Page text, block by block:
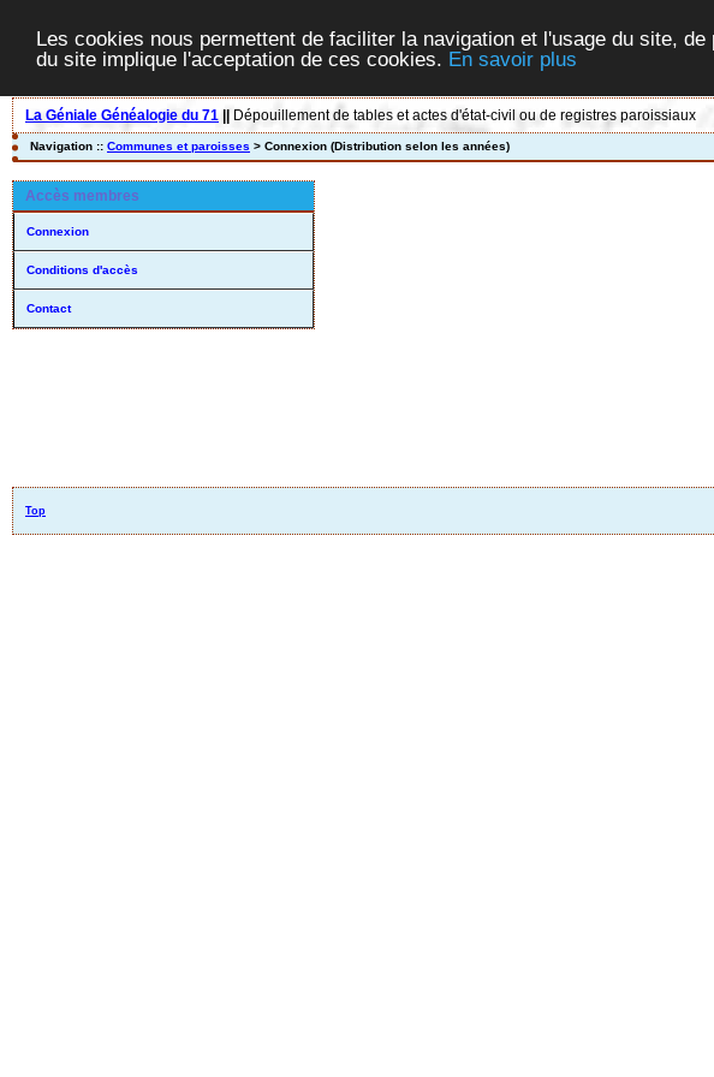
Les cookies nous permettent de faciliter la navigation et l'usage du site,
du site implique l'acceptation de ces cookies. En savoir plus
La Géniale Généalogie du 71 Dépouillement de tables et actes d'état-civil ou de registres paroissiaux
Navigation :: Communes et paroisses > Connexion (Distribution selon les années)
Accès membres
Connexion
Conditions d'accès
Contact
Top